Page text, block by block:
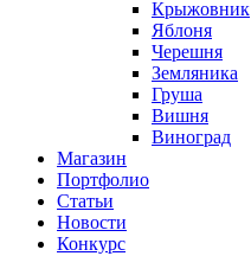
Крыжовник
Яблоня
Черешня
Земляника
Груша
Вишня
Виноград
Магазин
Портфолио
Статьи
Новости
Конкурс